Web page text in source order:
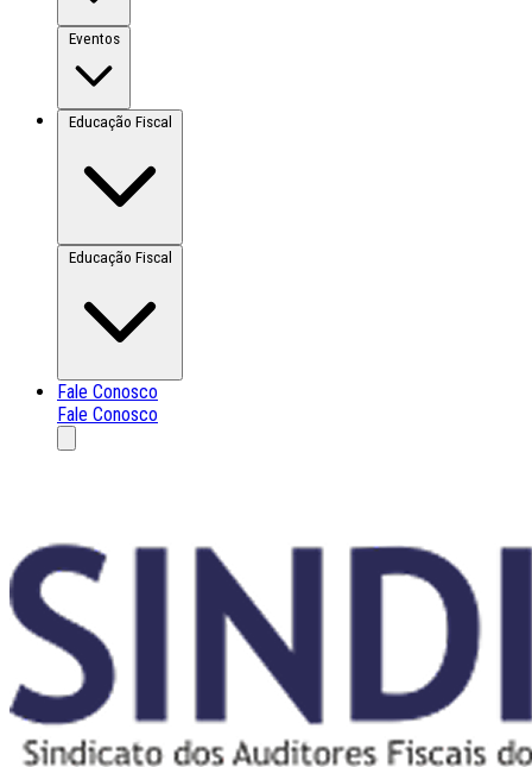
Eventos
Educação Fiscal
Educação Fiscal
Fale Conosco
Fale Conosco